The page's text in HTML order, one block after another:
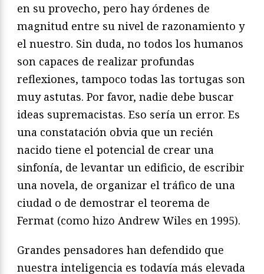
en su provecho, pero hay órdenes de
magnitud entre su nivel de razonamiento y
el nuestro. Sin duda, no todos los humanos
son capaces de realizar profundas
reflexiones, tampoco todas las tortugas son
muy astutas. Por favor, nadie debe buscar
ideas supremacistas. Eso sería un error. Es
una constatación obvia que un recién
nacido tiene el potencial de crear una
sinfonía, de levantar un edificio, de escribir
una novela, de organizar el tráfico de una
ciudad o de demostrar el teorema de
Fermat (como hizo Andrew Wiles en 1995).
Grandes pensadores han defendido que
nuestra inteligencia es todavía más elevada